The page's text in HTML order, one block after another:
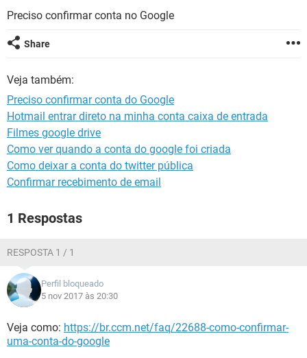
GUIA DE COMPRAS
CELULAR FACEBOOK
OUTLOOK
GUIA DE COMPRAS
Preciso confirmar conta no Google
Share
Veja também:
Preciso confirmar conta do Google
Hotmail entrar direto na minha conta caixa de entrada
Filmes google drive
Como ver quando a conta do google foi criada
Como deixar a conta do twitter pública
Confirmar recebimento de email
1 Respostas
RESPOSTA 1 / 1
Perfil bloqueado
5 nov 2017 às 20:30
Veja como: https://br.ccm.net/faq/22688-como-confirmar-
uma-conta-do-google